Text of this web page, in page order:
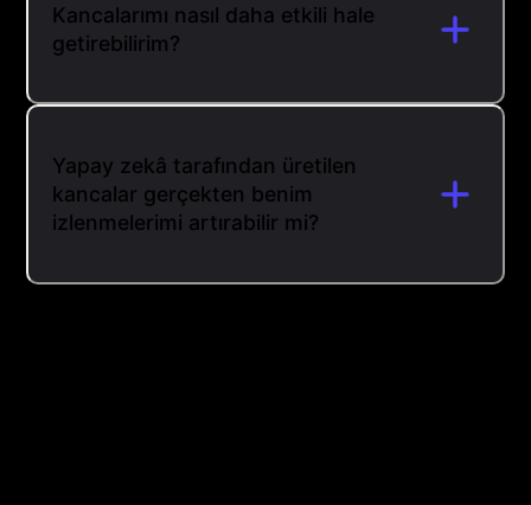
Kancalarımı nasıl daha etkili hale
getirebilirim?
Yapay zekâ tarafından üretilen
kancalar gerçekten benim
izlenmelerimi artırabilir mi?